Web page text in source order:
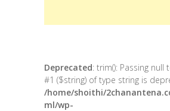
Deprecated: trim(): Passing
#1 ($string) of type string is
/home/shoithi/
ml/wp-